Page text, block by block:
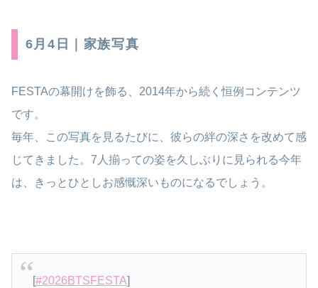
6月4日｜家族写真
FESTAの幕開けを飾る、2014年から続く恒例コンテンツ
です。
毎年、この写真を見るたびに、彼らの絆の深さを改めて感
じてきました。7人揃っての姿を久しぶりに見られる今年
は、きっとひとしお感慨深いものになるでしょう。
[#2026BTSFESTA]